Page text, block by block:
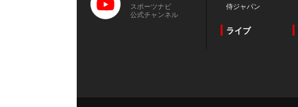
スポーツナビ
公式チャンネル
侍ジャパン
ライブ